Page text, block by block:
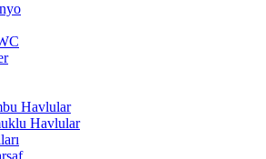
Havlular
Havlular